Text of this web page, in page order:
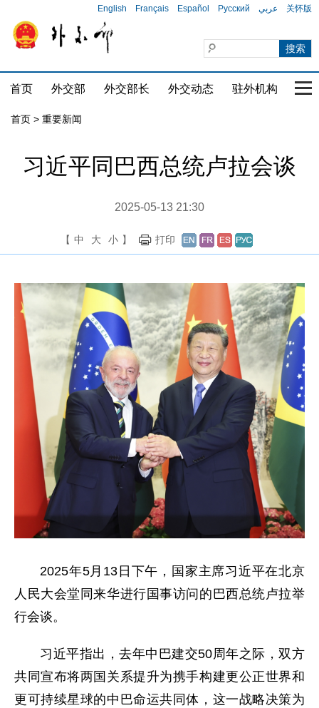
English Français Español Русский عربي 关怀版
首页 外交部 外交部长 外交动态 驻外机构 国
首页 > 重要新闻
习近平同巴西总统卢拉会谈
2025-05-13 21:30
【 中 大 小 】 打印
2025年5月13日下午，国家主席习近平在北京
人民大会堂同来华进行国事访问的巴西总统卢拉举
行会谈。
习近平指出，去年中巴建交50周年之际，双方
共同宣布将两国关系提升为携手构建更公正世界和
更可持续星球的中巴命运共同体，这一战略决策为